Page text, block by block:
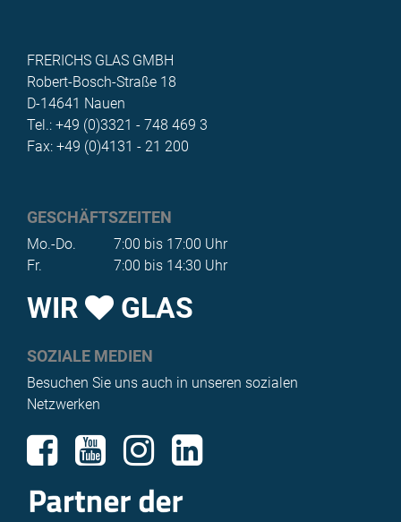
FRERICHS GLAS GMBH
Robert-Bosch-Straße 18
D-14641 Nauen
Tel.: +49 (0)3321 - 748 469 3
Fax: +49 (0)4131 - 21 200
GESCHÄFTSZEITEN
Mo.-Do.
7:00 bis 17:00 Uhr
Fr.
7:00 bis 14:30 Uhr
WIR GLAS
SOZIALE MEDIEN
Besuchen Sie uns auch in unseren sozialen
Netzwerken